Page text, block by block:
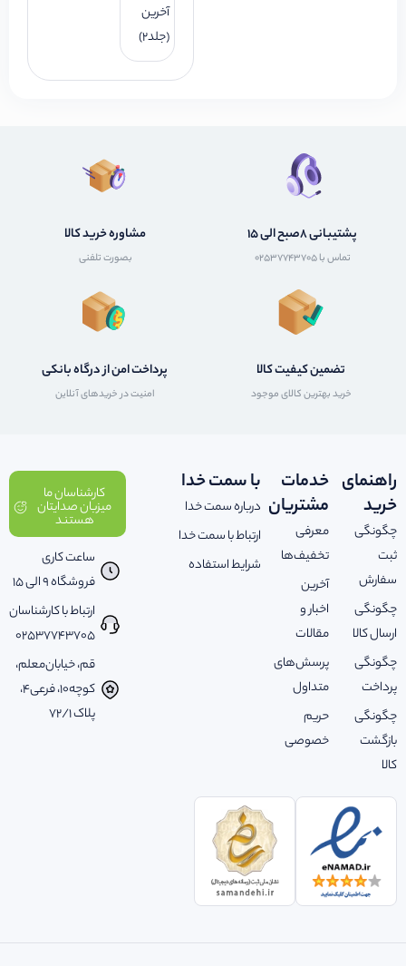
آخرین
(جلد2)
پشتیبانی 8صبح الی 15
تماس با 02537743705
مشاوره خرید کالا
بصورت تلفنی
تضمین کیفیت کالا
خرید بهترین کالای موجود
پرداخت امن از درگاه بانکی
امنیت در خریدهای آنلاین
راهنمای
خرید
چگونگی
ثبت
سفارش
چگونگی
ارسال کالا
چگونگی
پرداخت
چگونگی
بازگشت
کالا
خدمات
مشتریان
معرفی
تخفیف‌ها
آخرین
اخبار و
مقالات
پرسش‌های
متداول
حریم
خصوصی
با سمت خدا
درباره سمت خدا
ارتباط با سمت خدا
شرایط استفاده
کارشناسان ما
میزبان صدایتان
هستند
ساعت کاری
فروشگاه 9 الی 15
ارتباط با کارشناسان
02537743705
قم، خیابان‌معلم،
کوچه‌10، فرعی‌4،
پلاک ‌72/1